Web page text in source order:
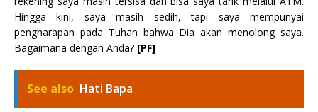
Hingga kini, saya masih sedih, tapi saya mempunyai
pengharapan pada Tuhan bahwa Dia akan menolong saya.
Bagaimana dengan Anda? [PF]
See also Hati Bapa